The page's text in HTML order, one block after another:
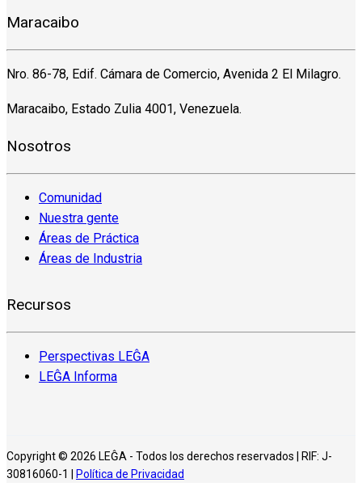
Maracaibo
Nro. 86-78, Edif. Cámara de Comercio, Avenida 2 El Milagro.
Maracaibo, Estado Zulia 4001, Venezuela.
Nosotros
Comunidad
Nuestra gente
Áreas de Práctica
Áreas de Industria
Recursos
Perspectivas LEĜA
LEĜA Informa
Copyright © 2026 LEĜA - Todos los derechos reservados | RIF: J-
30816060-1 |
Política de Privacidad